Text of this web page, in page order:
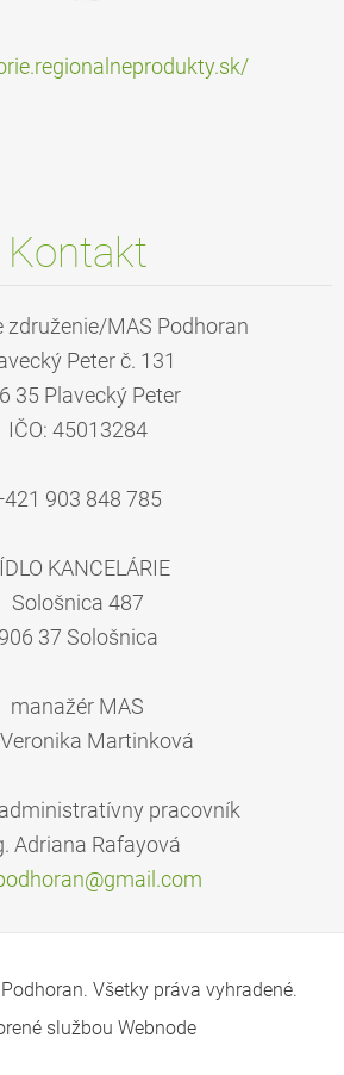
Kontakt
združenie/MAS Podhoran
Peter č. 131
35 Plavecký Peter
IČO: 45013284
903 848 785
KANCELÁRIE
Sološnica 487
906 37 Sološnica
manažér MAS
Veronika Martinková
pracovník
Adriana Rafayová
ran@gmai l.com
Všetky práva vyhradené.
službou Webnode